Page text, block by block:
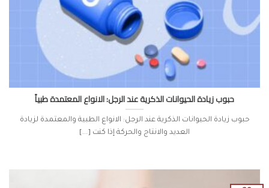
حبوب زيادة الحيوانات الذكرية عند الرجل: الانواع المعتمدة طبياً
حبوب زيادة الحيوانات الذكرية عند الرجل: الانواع الطبية والمعتمدة لزيادة
العديد والانتاج والحركة إذا كنت [...]